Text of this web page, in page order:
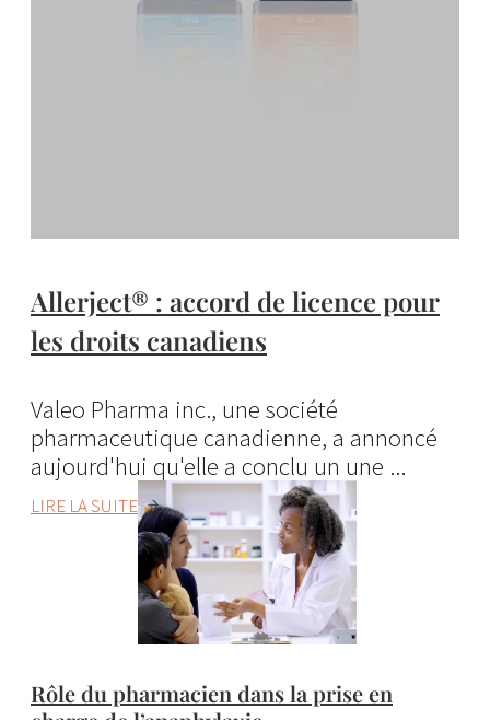
Allerject® : accord de licence pour
les droits canadiens
Valeo Pharma inc., une société
pharmaceutique canadienne, a annoncé
aujourd'hui qu'elle a conclu un une ...
LIRE LA SUITE
Rôle du pharmacien dans la prise en